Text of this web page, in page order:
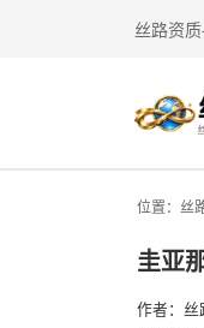
丝路资
位置： 丝
圭亚
作者：丝